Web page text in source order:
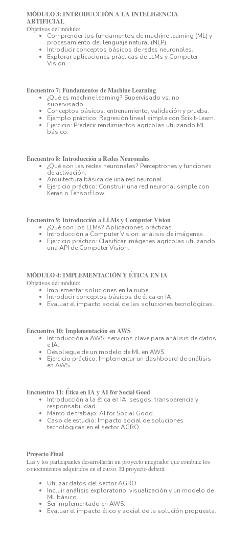
MÓDULO 3: INTRODUCCIÓN A LA INTELIGENCIA
ARTIFICIAL
Objetivos del módulo:
Comprender los fundamentos de machine learning (ML) y
procesamiento del lenguaje natural (NLP).
Introducir conceptos básicos de redes neuronales.
Explorar aplicaciones prácticas de LLMs y Computer
Vision.
Encuentro 7: Fundamentos de Machine Learning
¿Qué es machine learning? Supervisado vs. no
supervisado.
Conceptos básicos: entrenamiento, validación y prueba.
Ejemplo práctico: Regresión lineal simple con Scikit-Learn.
Ejercicio: Predecir rendimientos agrícolas utilizando ML
básico.
Encuentro 8: Introducción a Redes Neuronales
¿Qué son las redes neuronales? Perceptrones y funciones
de activación.
Arquitectura básica de una red neuronal.
Ejercicio práctico: Construir una red neuronal simple con
Keras o TensorFlow.
Encuentro 9: Introducción a LLMs y Computer Vision
¿Qué son los LLMs? Aplicaciones prácticas.
Introducción a Computer Vision: análisis de imágenes.
Ejercicio práctico: Clasificar imágenes agrícolas utilizando
una API de Computer Vision.
MÓDULO 4: IMPLEMENTACIÓN Y ÉTICA EN IA
Objetivos del módulo:
Implementar soluciones en la nube.
Introducir conceptos básicos de ética en IA.
Evaluar el impacto social de las soluciones tecnológicas.
Encuentro 10: Implementación en AWS
Introducción a AWS: servicios clave para análisis de datos
e IA.
Despliegue de un modelo de ML en AWS.
Ejercicio práctico: Implementar un dashboard de análisis
en AWS.
Encuentro 11: Ética en IA y AI for Social Good
Introducción a la ética en IA: sesgos, transparencia y
responsabilidad.
Marco de trabajo: AI for Social Good.
Caso de estudio: Impacto social de soluciones
tecnológicas en el sector AGRO.
Proyecto Final
Las y los participantes desarrollarán un proyecto integrador que combine los
conocimientos adquiridos en el curso. El proyecto deberá:
Utilizar datos del sector AGRO.
Incluir análisis exploratorio, visualización y un modelo de
ML básico.
Ser implementado en AWS.
Evaluar el impacto ético y social de la solución propuesta.